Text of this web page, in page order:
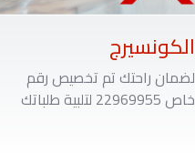
الكونسيرج
لضمان راحتك تم تخصيص رقم
خاص22969955 لتلبية طلباتك